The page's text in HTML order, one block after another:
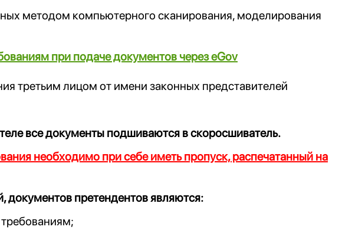
методом компьютерного сканирования, моделирования
при подаче документов через eGov
третьим лицом от имени законных представителей
все документы подшиваются в скоросшиватель.
необходимо при себе иметь пропуск, распечатанный на
документов претендентов являются: